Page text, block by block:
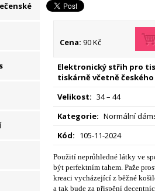
Cena: 90 Kč
Elektronický střih pro
tiskárně včetně českého
Velikost: 34 – 44
Kategorie: Normální
Kód: 105-11-2024
Použití neprůhledné látky ve
být perfektním tahem. Paže
kreaci vycházející z běžné
a tak bude za přispění